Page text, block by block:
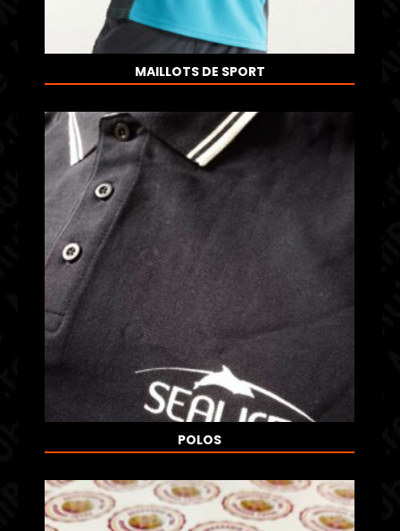
MAILLOTS DE SPORT
POLOS